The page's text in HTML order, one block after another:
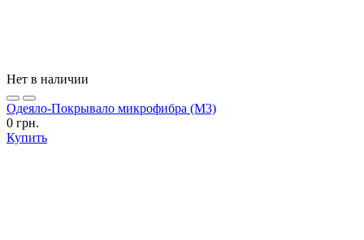
Нет в наличии
Одеяло-Покрывало микрофибра (М3)
0 грн.
Купить